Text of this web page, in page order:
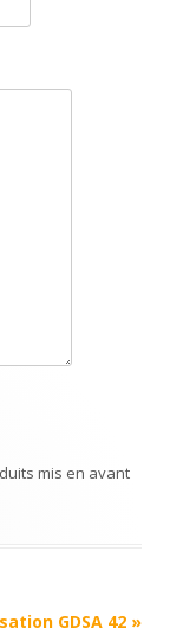
mis en avant
GDSA 42 »